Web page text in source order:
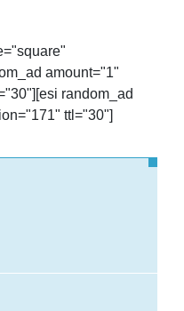
amount="1"
random_ad
ttl="30"]